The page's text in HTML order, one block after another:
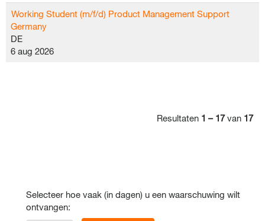
Working Student (m/f/d) Product Management Support
Germany
DE
6 aug 2026
Resultaten 1 – 17van 17
Selecteer hoe vaak (in dagen) u een waarschuwing wilt
ontvangen: